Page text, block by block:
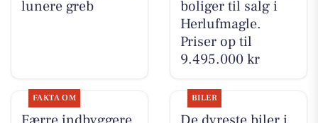
lunere greb
boliger til salg i
Herlufmagle.
Priser op til
9.495.000 kr
FAKTA OM BILER